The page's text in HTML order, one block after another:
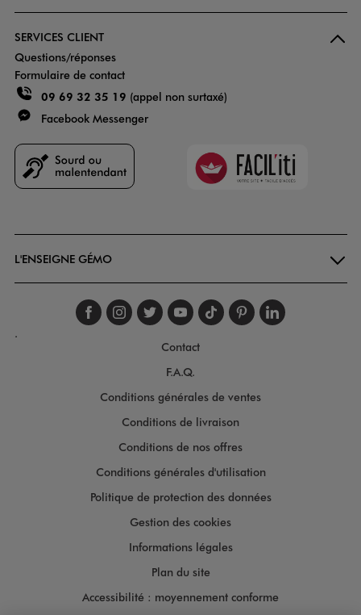
SERVICES CLIENT
Questions/réponses
Formulaire de contact
09 69 32 35 19 (appel non surtaxé)
Facebook Messenger
Faciliti
L'ENSEIGNE GÉMO
Suivez-nous sur
Suivez-nous sur
Suivez-nous sur
Suivez-nous
Suivez-nous
Suivez-
.
Contact
F.A.Q.
Conditions générales de ventes
Conditions de livraison
Conditions de nos offres
Conditions générales d'utilisation
Politique de protection des données
Gestion des cookies
Informations légales
Plan du site
Accessibilité : moyennement conforme